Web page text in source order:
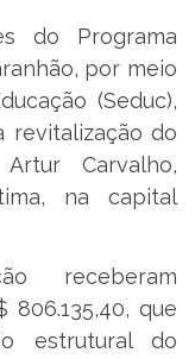
do Programa
por meio
(Seduc),
revitalização do
Carvalho,
na capital
receberam
que
estrutural do